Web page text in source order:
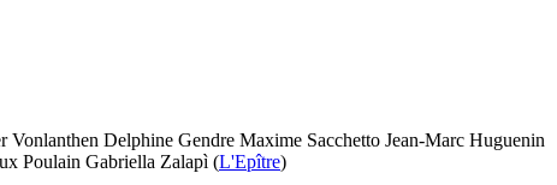
Delphine Gendre Maxime Sacchetto Jean-Marc Huguenin
Poulain Gabriella Zalapì (L'Epître)